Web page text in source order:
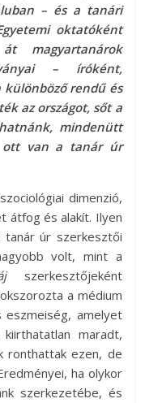
– és a tanári
oktatóként
magyartanárok
– íróként,
rendű és
az országot, sőt a
mindenütt
ott van a tanár úr
dimenzió,
átfog és alakít. Ilyen
tanár úr szerkesztői
volt, mint a
szerkesztőjeként
a médium
amelyet
maradt,
ronthattak ezen, de
ha olykor
szerkezetébe, és